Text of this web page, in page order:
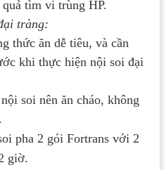
tìm vi trùng HP.
tràng:
thức ăn dễ tiêu, và cần
khi thực hiện nội soi đại
soi nên ăn cháo, không
pha 2 gói Fortrans với 2
giờ.